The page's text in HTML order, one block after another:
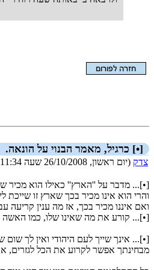
[•] כרגיל, מאמר הבנוי על הונאה.
צדק (יום ראשון, 26/10/2008 שעה 11:34)
[•]... מדבר על ''הארץ'' כאילו הוא מכיר
והרי הוא אינו מכיר בכך שארץ זו שייכת
ואם איננו מכיר בכך, אז מה ענין קריעה
[•]... קורע את מה שאינו שלו, כמו האשה
[•]... אינך שייך לעם היהודי ואין לך שום
מבחינתך אפשר לקרוע את הכל לגזרים, אם